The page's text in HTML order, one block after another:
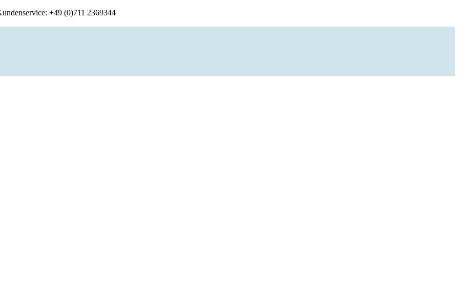
+49 (0)711 2369344